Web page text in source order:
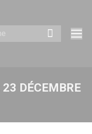
23 DÉCEMBRE